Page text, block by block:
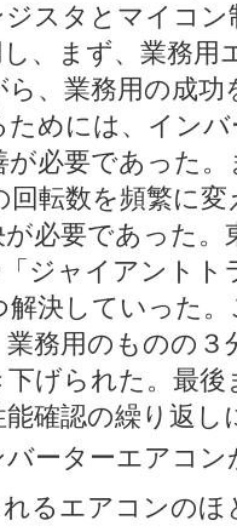
スタとマイコ
、まず、業務
、業務用の成
めには、イン
必要であった
転数を頻繁に
必要であった
ジャイアント
決していった
務用のものの
げられた。最
確認の繰り返
ーターエアコン
るエアコンのほ